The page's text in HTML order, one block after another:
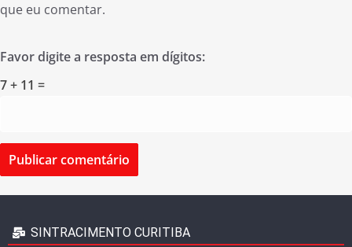
que eu comentar.
Favor digite a resposta em dígitos:
7 + 11 =
SINTRACIMENTO CURITIBA